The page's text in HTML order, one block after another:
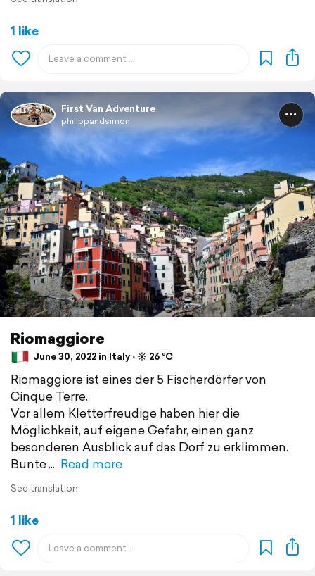
1 like
First Van Adventure
philippandsimon
Riomaggiore
June 30, 2022 in Italy ⋅ ☀️ 26 °C
Riomaggiore ist eines der 5 Fischerdörfer von
Cinque Terre.
Vor allem Kletterfreudige haben hier die
Möglichkeit, auf eigene Gefahr, einen ganz
besonderen Ausblick auf das Dorf zu erklimmen.
Bunte
Read more
See translation
1 like